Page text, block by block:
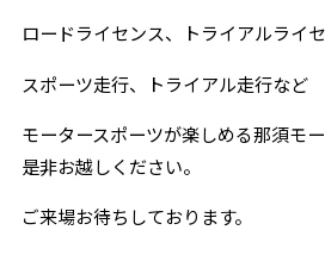
ロードライセンス、トライアルライ
スポーツ走行、トライアル走行など
モータースポーツが楽しめる那須モ
是非お越しください。
ご来場お待ちしております。